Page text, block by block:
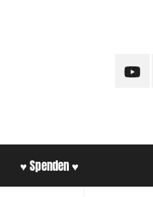
♥ Spenden ♥